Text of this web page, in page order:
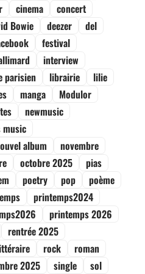
cinema
concert
Bowie deezer
del
festival
interview
parisien librairie
lilie
manga
Modulor
newmusic
music
album
novembre
octobre 2025
pias
poetry pop
poème
printemps2024
printemps 2026
rentrée 2025
rock
roman
2025 single
sol